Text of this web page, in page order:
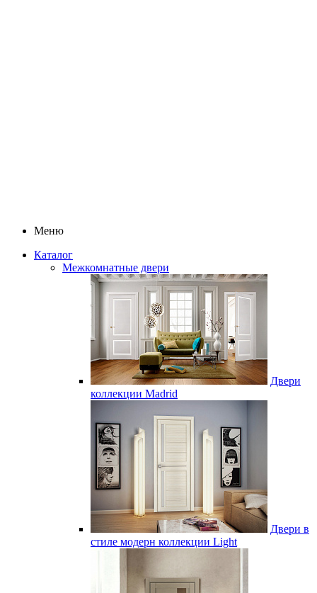
Меню
Каталог
Межкомнатные двери
Двери
коллекции Madrid
Двери в
стиле модерн коллекции Light